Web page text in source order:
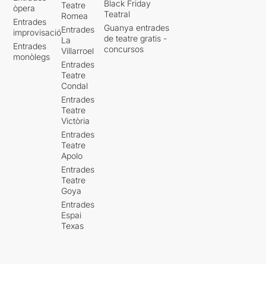
òpera
Entrades
improvisació
Entrades
monòlegs
Teatre
Romea
Entrades
La
Villarroel
Entrades
Teatre
Condal
Entrades
Teatre
Victòria
Entrades
Teatre
Apolo
Entrades
Teatre
Goya
Entrades
Espai
Texas
Black Friday
Teatral
Guanya entrades
de teatre gratis -
concursos